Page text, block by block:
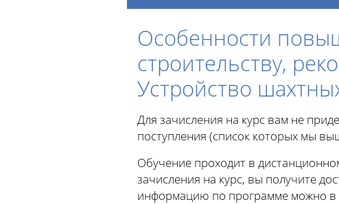
Особенности
строительству,
Устройство
Для зачисления на курс вам не
поступления (список которых мы
Обучение проходит в
зачисления на курс, вы получите
информацию по программе можно в